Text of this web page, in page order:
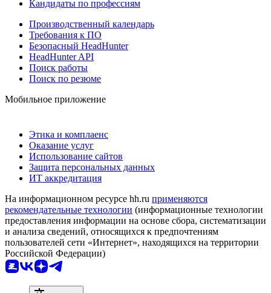
Кандидаты по профессиям
Производственный календарь
Требования к ПО
Безопасный HeadHunter
HeadHunter API
Поиск работы
Поиск по резюме
Мобильное приложение
Этика и комплаенс
Оказание услуг
Использование сайтов
Защита персональных данных
ИТ аккредитация
На информационном ресурсе hh.ru применяются
рекомендательные технологии (информационные технологии
предоставления информации на основе сбора, систематизации
и анализа сведений, относящихся к предпочтениям
пользователей сети «Интернет», находящихся на территории
Российской Федерации)